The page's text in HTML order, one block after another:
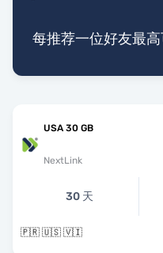
每推荐一位好友最
USA 30 GB
NextLink
30 天
🇵🇷 🇺🇸 🇻🇮